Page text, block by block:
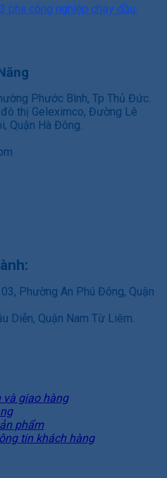
pha công nghiệp chạy dầu.
Phước Bình, Tp Thủ Đức.
đô thị Geleximco, Đường Lê
Quận Hà Đông.
Phường An Phú Đông, Quận
Diễn, Quận Nam Từ Liêm.
và giao hàng
phẩm
tin khách hàng